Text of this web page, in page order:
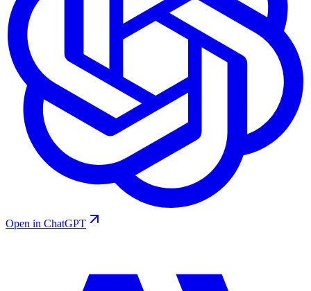
Open in ChatGPT